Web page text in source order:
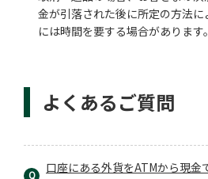
金が引落された後に所定の方法
には時間を要する場合があります。
よくあるご質問
Q
口座にある外貨をATMから現金